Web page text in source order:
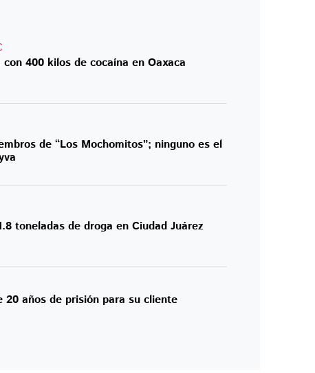
400 kilos de cocaína en Oaxaca
de “Los Mochomitos”; ninguno es el
toneladas de droga en Ciudad Juárez
20 años de prisión para su cliente